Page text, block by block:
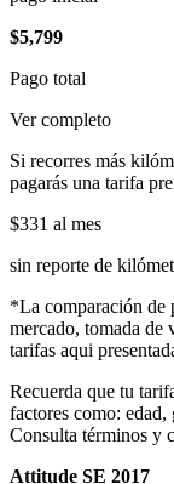
$5,799
Pago total
Ver completo
Si recorres más
pagarás una tarifa
$331 al mes
sin reporte de
*La comparación de
mercado, tomada de
tarifas aqui
Recuerda que tu
factores como:
Consulta términos y
Attitude SE 2017